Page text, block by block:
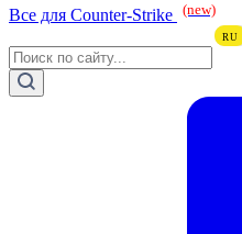
Все для Counter-Strike (new)
RU